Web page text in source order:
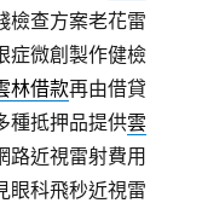
檢查方案老花雷
症微創製作健檢
林借款再由借貸
種抵押品提供雲
路近視雷射費用
眼科飛秒近視雷